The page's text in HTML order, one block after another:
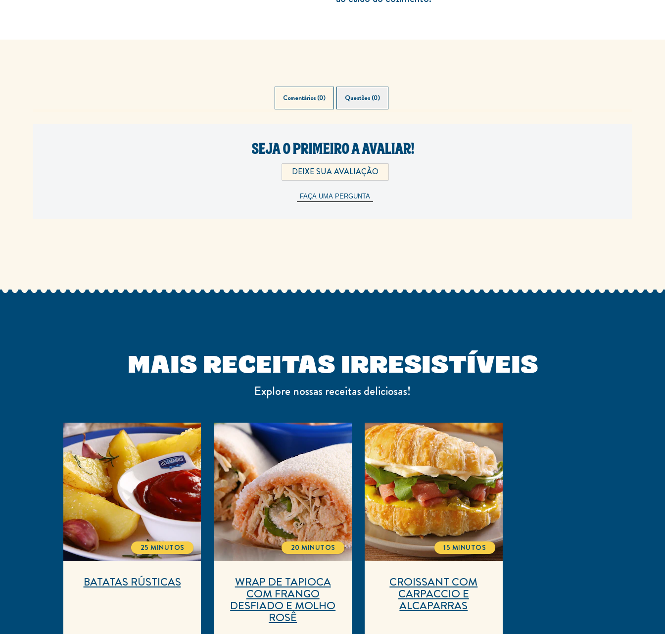
Comentários (0) Questões (0)
SEJA O PRIMEIRO A AVALIAR!
DEIXE SUA AVALIAÇÃO
FAÇA UMA PERGUNTA
MAIS RECEITAS IRRESISTÍVEIS
Explore nossas receitas deliciosas!
BATATAS RÚSTICAS
TOTALTIME
25 MINUTOS
WRAP DE TAPIOCA
COM FRANGO
DESFIADO E MOLHO
ROSÊ
TOTALTIME
20 MINUTOS
CROISSANT COM
CARPACCIO E
ALCAPARRAS
TOTALTIME
15 MINUTOS